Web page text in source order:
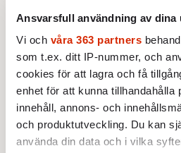
Ansvarsfull användning av dina
Vi och våra 363 partners
som t.ex. ditt IP-nummer, och
cookies för att lagra och få
enhet för att kunna tillhandahålla
innehåll, annons- och
och produktutveckling. Du kan
använda din data och i vilka
konkurrensfördel. Företag
erfarenhet av att arbeta
– I stora kommuner
skickligt politiskt
stora organisationer. Där
poäng med flera aktörer.
som Lomma finns inte